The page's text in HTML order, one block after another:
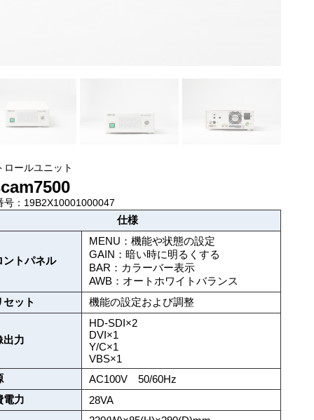
ロールユニット
号：19B2X10001000047
仕様
ントパネル
MENU：機能や状態の設定
GAIN：暗い時に明るくする
BAR：カラーバー表示
AWB：オートホワイトバランス
セット
機能の設定および調整
出力
HD-SDI×2
DVI×1
Y/C×1
VBS×1
AC100V 50/60Hz
電力
28VA